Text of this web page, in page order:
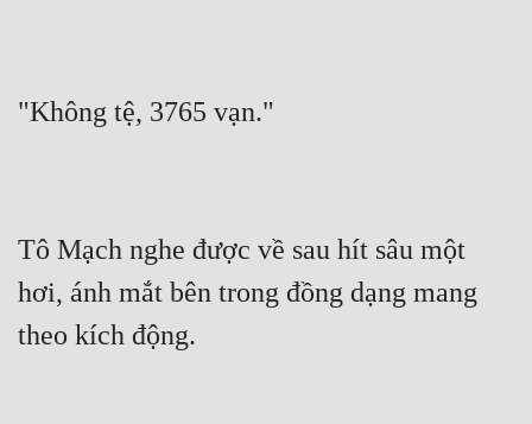
Sát Phạt Quyết Đoán
Vô Sỉ
Điềm Đạm
"Không tệ, 3765 vạn."
Tô Mạch nghe được về sau hít sâu một
hơi, ánh mắt bên trong đồng dạng mang
theo kích động.